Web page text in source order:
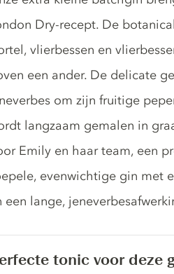
Dry-recept. De
vlierbessen en
een ander. De delicate
om zijn fruitige
langzaam gemalen in
Emily en haar team, een
evenwichtige gin met
een lange,
tonic voor deze